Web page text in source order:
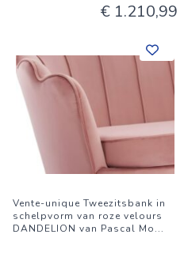
€ 1.210,99
Vente-unique Tweezitsbank in
schelpvorm van roze velours
DANDELION van Pascal Mo...